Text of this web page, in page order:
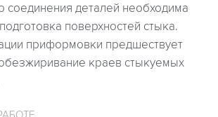
соединения деталей необходима
поверхностей стыка.
приформовки предшествует
краев стыкуемых